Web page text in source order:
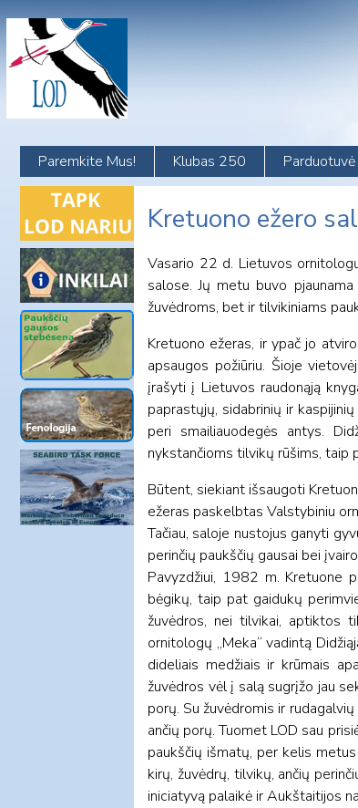
content
Paremkite Mus! Klubas 250 Parduotuvė
Kretuono ežero
Vasario 22 d. Lietuvos
salose. Jų metu buvo
žuvėdroms, bet ir tilvikiniams
Kretuono ežeras, ir ypač jo
apsaugos požiūriu. Šioje
įrašyti į Lietuvos raudonąją
paprastųjų, sidabrinių ir
peri smailiauodegės antys.
nykstančioms tilvikų rūšims, taip
Būtent, siekiant išsaugoti
ežeras paskelbtas Valstybiniu
Tačiau, saloje nustojus ganyti
perinčių paukščių gausai bei
Pavyzdžiui, 1982 m. Kretuone
bėgikų, taip pat gaidukų
žuvėdros, nei tilvikai, aptiktos
ornitologų „Meka“ vadintą
dideliais medžiais ir krūmais
žuvėdros vėl į salą sugrįžo jau
porų. Su žuvėdromis ir
ančių porų. Tuomet LOD sau
paukščių išmatų, per kelis
kirų, žuvėdrų, tilvikų, ančių
iniciatyvą palaikė ir Aukštaitijos